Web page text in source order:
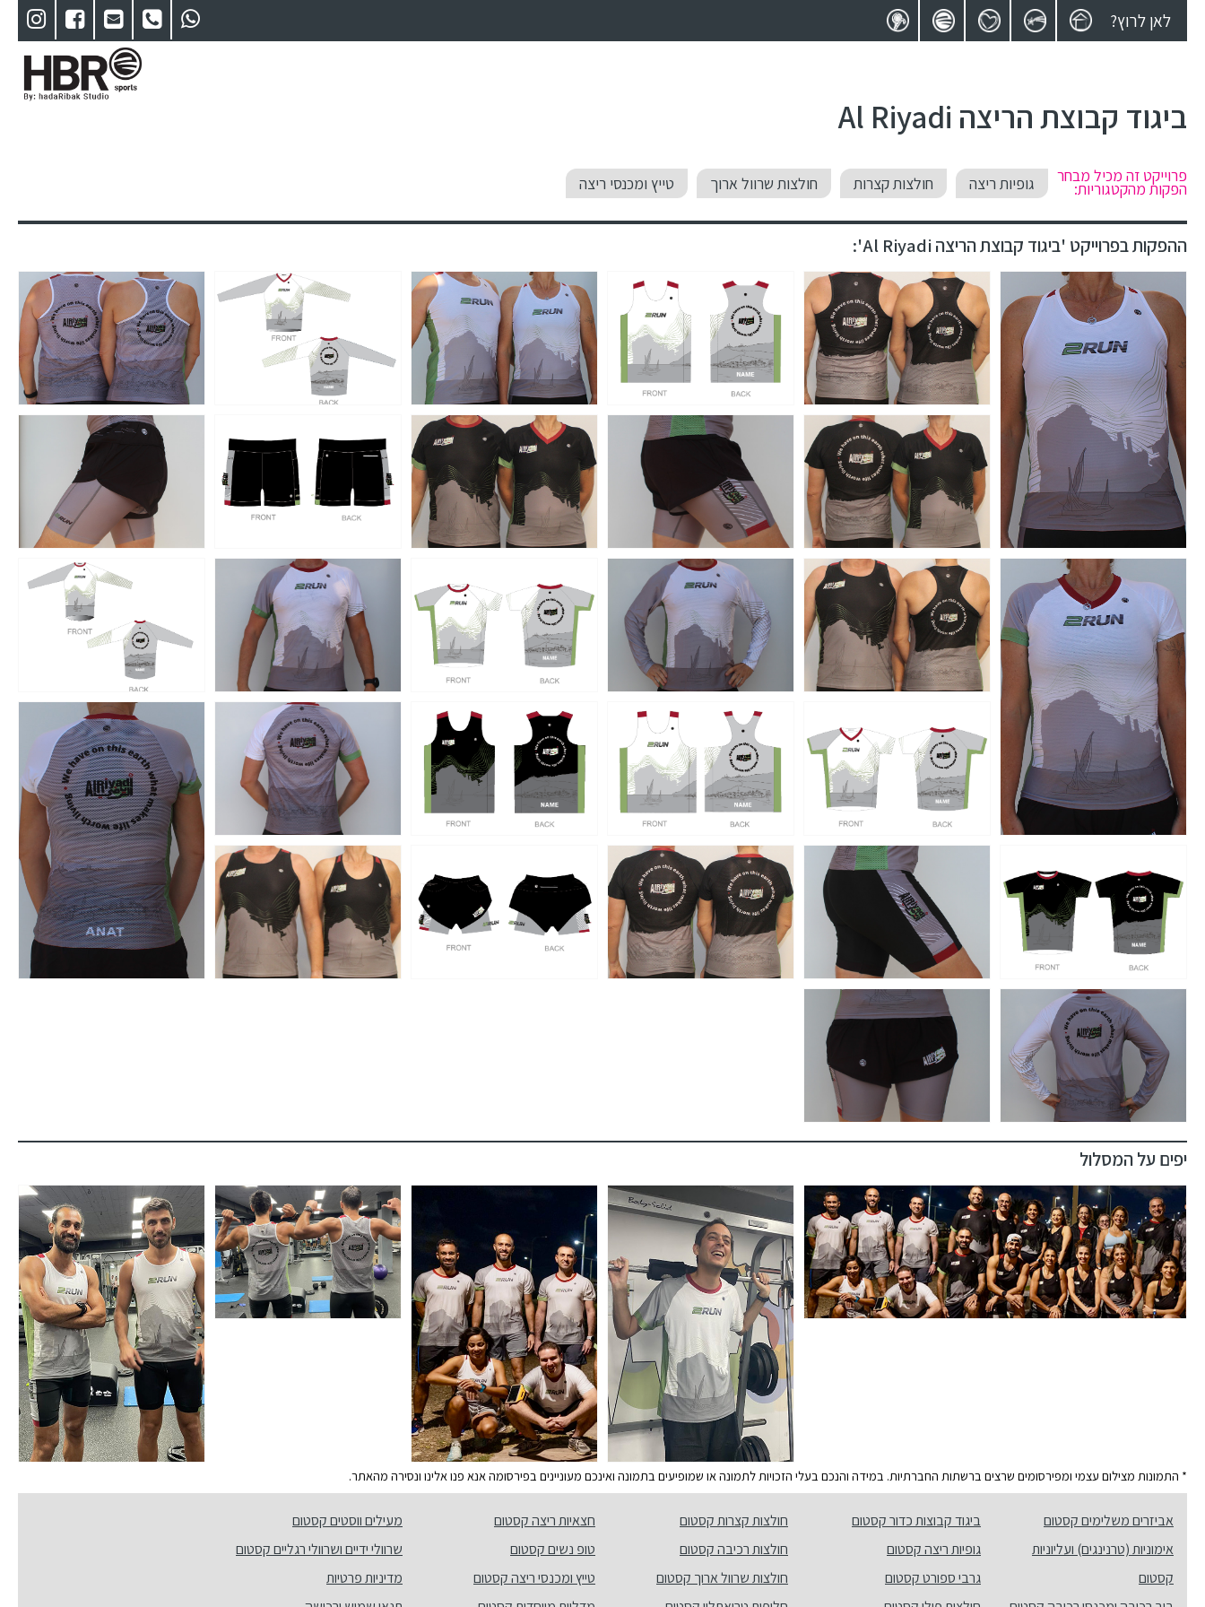
לאן לרוץ?
ביגוד קבוצת הריצה Al Riyadi
פרוייקט זה מכיל מבחר
הפקות מהקטגוריות: גופיות ריצה חולצות קצרות חולצות שרוול ארוך טייץ ומכנסי ריצה
ההפקות בפרוייקט 'ביגוד קבוצת הריצה Al Riyadi':
יפים על המסלול
* התמונות מצילום עצמי ומפירסומים שרצים ברשתות החברתיות. במידה והנכם בעלי הזכויות לתמונה או שמופיעים בתמונה ואינכם מעוניינים בפירסומה אנא פנו אלינו ונסירה מהאתר.
אביזרים משלימים קסטום
אימוניות (טרנינגים) ועליוניות
קסטום
ביגוד קבוצות כדור קסטום
גופיות ריצה קסטום
גרבי ספורט קסטום
חולצות קצרות קסטום
חולצות רכיבה קסטום
חולצות שרוול ארוך קסטום
חצאיות ריצה קסטום
טופ נשים קסטום
טייץ ומכנסי ריצה קסטום
מעילים ווסטים קסטום
שרוולי ידיים ושרוולי רגליים קסטום
מדיניות פרטיות